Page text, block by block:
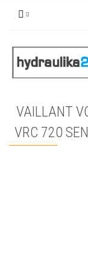
VAILLANT
VRC 720